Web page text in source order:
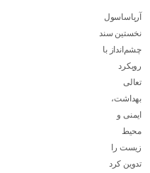
آریاساسول
نخستین سند
چشم‌انداز با
رویکرد
تعالی
بهداشت،
ایمنی و
محیط
زیست را
تدوین کرد